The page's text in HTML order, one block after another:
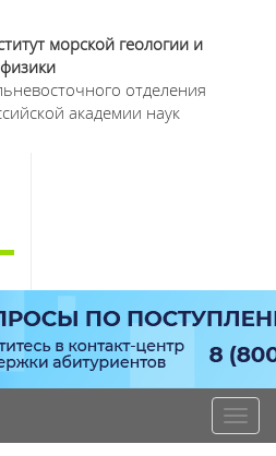
морской геологии и
отделения
академии наук